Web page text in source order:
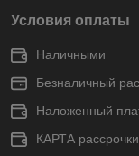
Условия оплаты
Наличными
Безналичный
Наложенный
КАРТА